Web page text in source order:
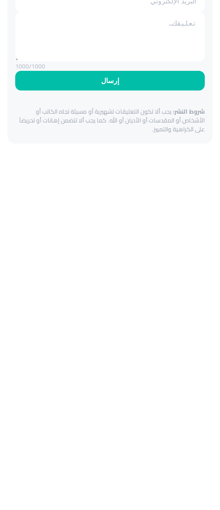
إرسال
1000/1000
شروط النشر:يجب ألا تكون التعليقات تشهيرية أو مسيئة تجاه الكاتب أو
الأشخاص أو المقدسات أو الأديان أو الله. كما يجب ألا تتضمن إهانات أو تحريضاً
على الكراهية والتمييز.